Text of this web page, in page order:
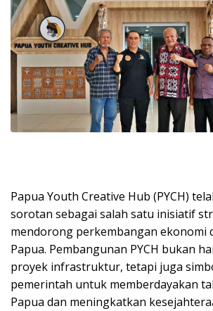
Papua Youth Creative Hub (PYCH)
sorotan sebagai salah satu inisiatif
mendorong perkembangan ekonomi
Papua. Pembangunan PYCH bukan
proyek infrastruktur, tetapi juga
pemerintah untuk memberdayakan
Papua dan meningkatkan